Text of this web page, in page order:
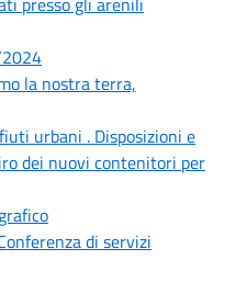
la nostra terra,
urbani . Disposizioni e
dei nuovi contenitori per
di servizi